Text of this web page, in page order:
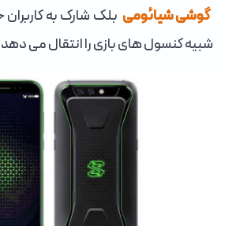
گوشی شیائومی بلک شارک به
شبیه کنسول های بازی را انتقال می